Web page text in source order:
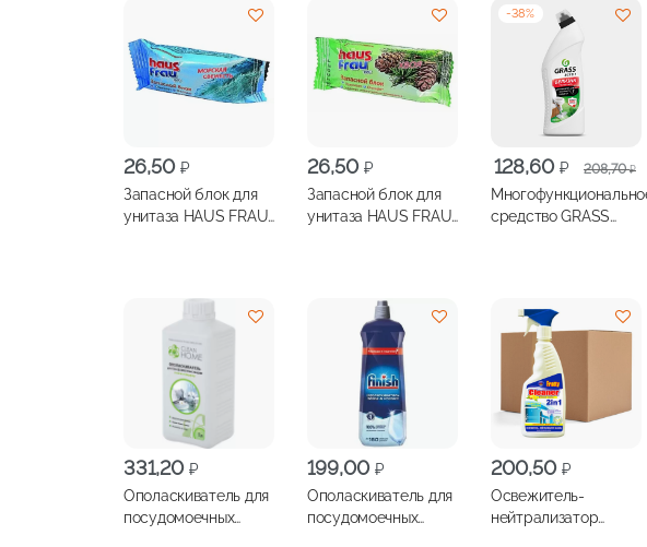
26,50 ₽
Запасной блок для
унитаза HAUS FRAU
26,50 ₽
Запасной блок для
унитаза HAUS FRAU
-38%
208,70₽
Первоначальная
цена
составляла
128,60 ₽
Текущая
цена:
128,60 ₽.
средство GRASS
331,20 ₽
Ополаскиватель для
посудомоечных
199,00 ₽
Ополаскиватель для
посудомоечных
200,50 ₽
Освежитель-
нейтрализатор